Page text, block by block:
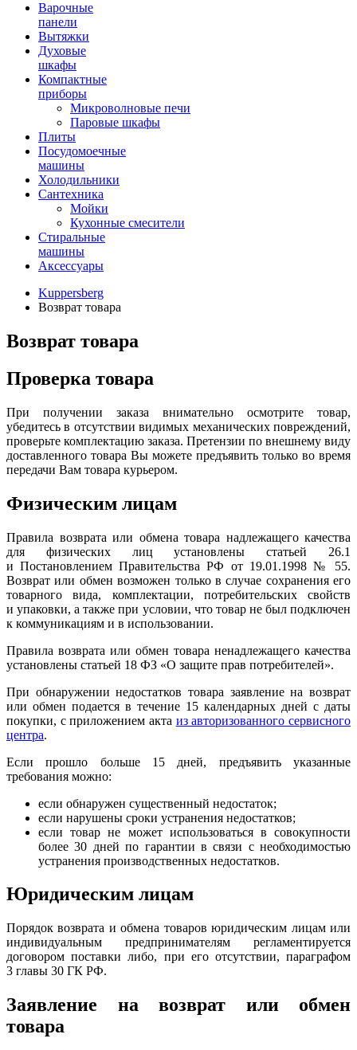
Варочные
панели
Вытяжки
Духовые
шкафы
Компактные
приборы
Микроволновые печи
Паровые шкафы
Плиты
Посудомоечные
машины
Холодильники
Сантехника
Мойки
Кухонные смесители
Стиральные
машины
Аксессуары
Kuppersberg
Возврат товара
Возврат товара
Проверка товара
При получении заказа внимательно осмотрите товар,
убедитесь в отсутствии видимых механических повреждений,
проверьте комплектацию заказа. Претензии по внешнему виду
доставленного товара Вы можете предъявить только во время
передачи Вам товара курьером.
Физическим лицам
Правила возврата или обмена товара надлежащего качества
для физических лиц установлены статьей 26.1
и Постановлением Правительства РФ от 19.01.1998 № 55.
Возврат или обмен возможен только в случае сохранения его
товарного вида, комплектации, потребительских свойств
и упаковки, а также при условии, что товар не был подключен
к коммуникациям и в использовании.
Правила возврата или обмен товара ненадлежащего качества
установлены статьей 18 ФЗ «О защите прав потребителей».
При обнаружении недостатков товара заявление на возврат
или обмен подается в течение 15 календарных дней с даты
покупки, с приложением акта из авторизованного сервисного
центра.
Если прошло больше 15 дней, предъявить указанные
требования можно:
если обнаружен существенный недостаток;
если нарушены сроки устранения недостатков;
если товар не может использоваться в совокупности
более 30 дней по гарантии в связи с необходимостью
устранения производственных недостатков.
Юридическим лицам
Порядок возврата и обмена товаров юридическим лицам или
индивидуальным предпринимателям регламентируется
договором поставки либо, при его отсутствии, параграфом
3 главы 30 ГК РФ.
Заявление на возврат или обмен
товара